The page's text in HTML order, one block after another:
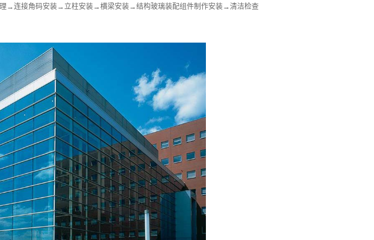
→连接角码安装→立柱安装→横梁安装→结构玻璃装配组件制作安装→清洁检查